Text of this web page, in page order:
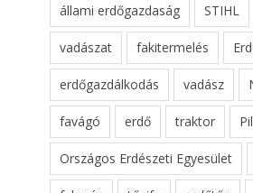
állami erdőgazdaság STIHL
vadászat fakitermelés
erdőgazdálkodás vadász
favágó erdő traktor
Országos Erdészeti Egyesület